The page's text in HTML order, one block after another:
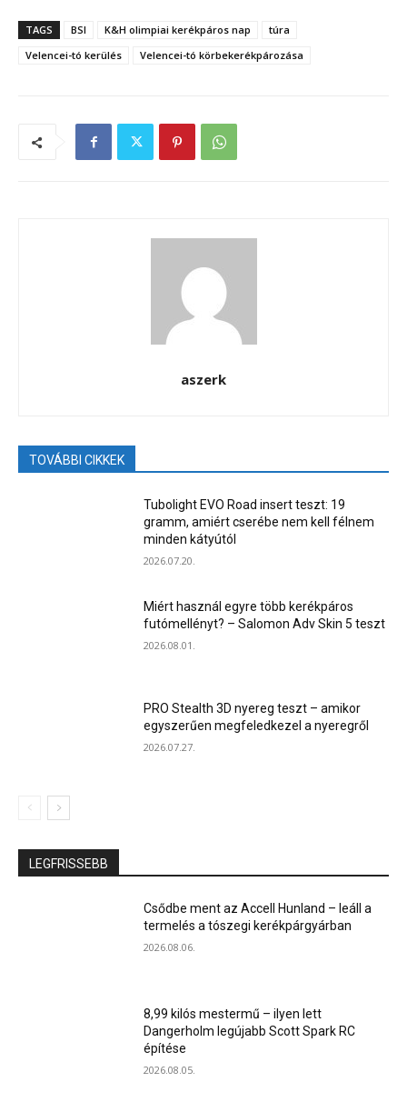
TAGS BSI K&H olimpiai kerékpáros nap
túra
Velencei-tó kerülés
Velencei-tó körbekerékpározása
aszerk
TOVÁBBI CIKKEK
Tubolight EVO Road insert teszt: 19
gramm, amiért cserébe nem kell félnem
minden kátyútól
2026.07.20.
Miért használ egyre több kerékpáros
futómellényt? – Salomon Adv Skin 5 teszt
2026.08.01.
PRO Stealth 3D nyereg teszt – amikor
egyszerűen megfeledkezel a nyeregről
2026.07.27.
LEGFRISSEBB
Csődbe ment az Accell Hunland – leáll a
termelés a tószegi kerékpárgyárban
2026.08.06.
8,99 kilós mestermű – ilyen lett
Dangerholm legújabb Scott Spark RC
építése
2026.08.05.